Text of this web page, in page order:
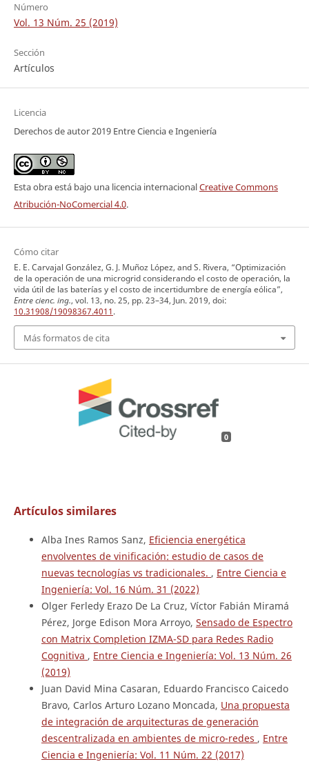
Número
Vol. 13 Núm. 25 (2019)
Sección
Artículos
Licencia
Derechos de autor 2019 Entre Ciencia e Ingeniería
Esta obra está bajo una licencia internacionalCreative Commons
Atribución-NoComercial 4.0.
Cómo citar
E. E. Carvajal González, G. J. Muñoz López, and S. Rivera, “Optimización
de la operación de una microgrid considerando el costo de operación, la
vida útil de las baterías y el costo de incertidumbre de energía eólica”,
Entre cienc. ing., vol. 13, no. 25, pp. 23–34, Jun. 2019, doi:
10.31908/19098367.4011.
Más formatos de cita
0
Artículos similares
Alba Ines Ramos Sanz, Eficiencia energética
envolventes de vinificación: estudio de casos de
nuevas tecnologías vs tradicionales. , Entre Ciencia e
Ingeniería: Vol. 16 Núm. 31 (2022)
Olger Ferledy Erazo De La Cruz, Víctor Fabián Miramá
Pérez, Jorge Edison Mora Arroyo, Sensado de Espectro
con Matrix Completion IZMA-SD para Redes Radio
Cognitiva , Entre Ciencia e Ingeniería: Vol. 13 Núm. 26
(2019)
Juan David Mina Casaran, Eduardo Francisco Caicedo
Bravo, Carlos Arturo Lozano Moncada, Una propuesta
de integración de arquitecturas de generación
descentralizada en ambientes de micro-redes , Entre
Ciencia e Ingeniería: Vol. 11 Núm. 22 (2017)